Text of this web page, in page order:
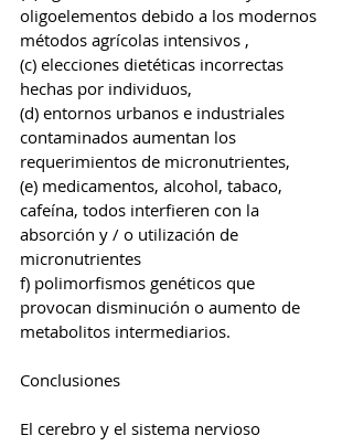
oligoelementos debido a los modernos
métodos agrícolas intensivos ,
(c) elecciones dietéticas incorrectas
hechas por individuos,
(d) entornos urbanos e industriales
contaminados aumentan los
requerimientos de micronutrientes,
(e) medicamentos, alcohol, tabaco,
cafeína, todos interfieren con la
absorción y / o utilización de
micronutrientes
f) polimorfismos genéticos que
provocan disminución o aumento de
metabolitos intermediarios.
Conclusiones
El cerebro y el sistema nervioso